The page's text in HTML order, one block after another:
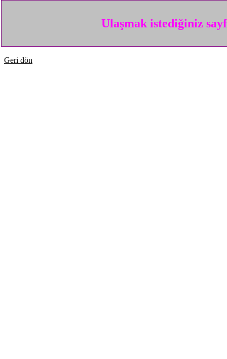
Ulaşmak istediğiniz
Geri dön